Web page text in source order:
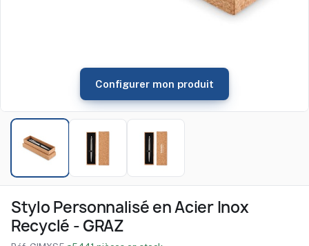
Configurer mon produit
Stylo Personnalisé en Acier Inox
Recyclé - GRAZ